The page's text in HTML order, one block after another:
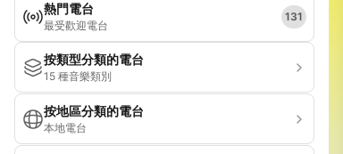
熱門電台
最受歡迎電台
131
按類型分類的電台
15 種音樂類別
按地區分類的電台
本地電台